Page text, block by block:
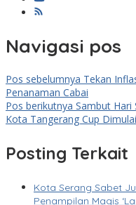
Navigasi pos
Pos sebelumnya Tekan
Penanaman Cabai
Pos berikutnya Sambut Hari
Kota Tangerang Cup Dimulai
Posting Terkait
Kota Serang Sabet
Penampilan Magis